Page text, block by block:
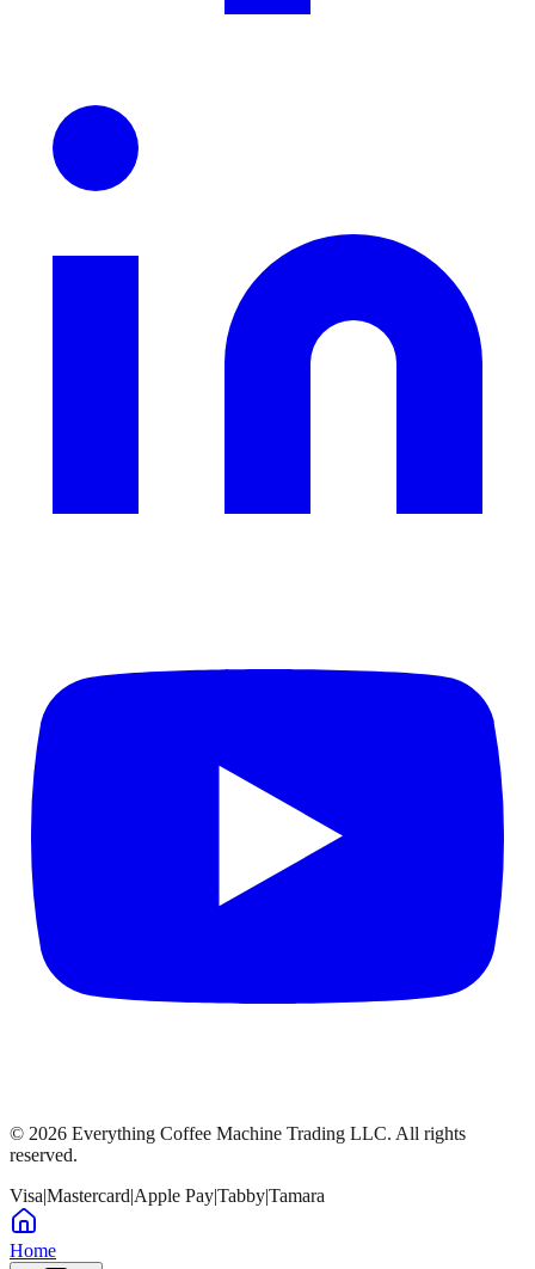
© 2026 Everything Coffee Machine Trading LLC. All rights
reserved.
Visa|Mastercard|Apple Pay|Tabby|Tamara
Home